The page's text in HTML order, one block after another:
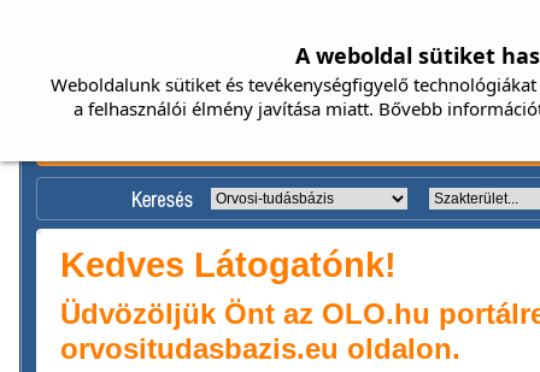
Kedves Látogatónk!
Üdvözöljük Önt az OLO.hu
orvositudasbazis.eu oldalon.
A weboldal sütiket
Weboldalunk sütiket és tevékenységfigyelő
a felhasználói élmény javítása miatt. Bővebb